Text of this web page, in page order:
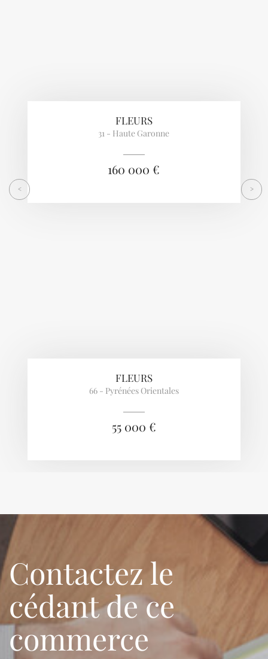
FLEURS
31 - Haute Garonne
160 000 €
FLEURS
66 - Pyrénées Orientales
55 000 €
< >
Contactez le
cédant de ce
commerce